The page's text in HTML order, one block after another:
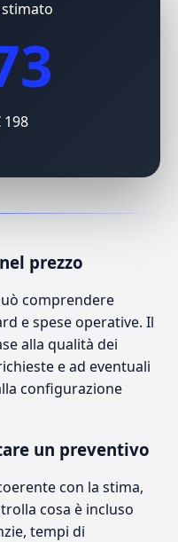
prezzo
comprendere
e spese operative. Il
alla qualità dei
e ad eventuali
configurazione
un preventivo
con la stima,
cosa è incluso
tempi di